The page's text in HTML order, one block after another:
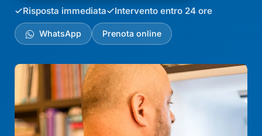
Risposta immediata Intervento entro 24 ore
WhatsApp Prenota online